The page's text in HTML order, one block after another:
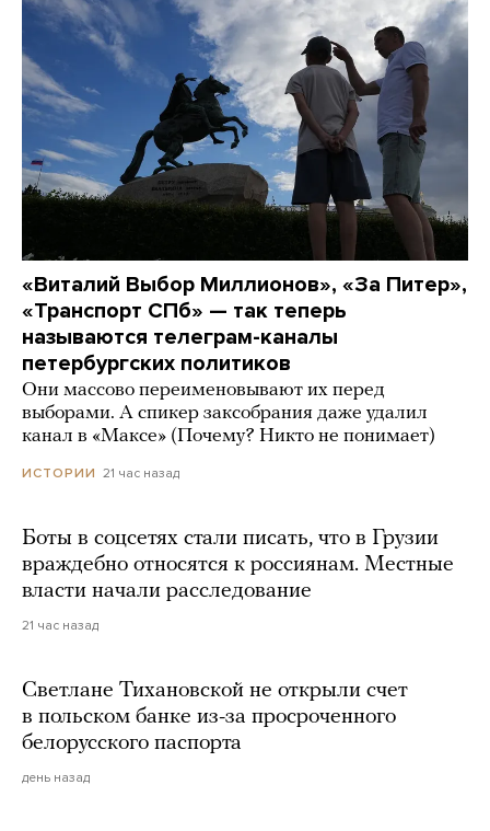
«Виталий Выбор Миллионов», «За Питер»,
«Транспорт СПб» — так теперь
называются телеграм-каналы
петербургских политиков
Они массово переименовывают их перед
выборами. А спикер заксобрания даже удалил
канал в «Максе» (Почему? Никто не понимает)
ИСТОРИИ 21 час назад
Боты в соцсетях стали писать, что в Грузии
враждебно относятся к россиянам. Местные
власти начали расследование
21 час назад
Светлане Тихановской не открыли счет
в польском банке из-за просроченного
белорусского паспорта
день назад